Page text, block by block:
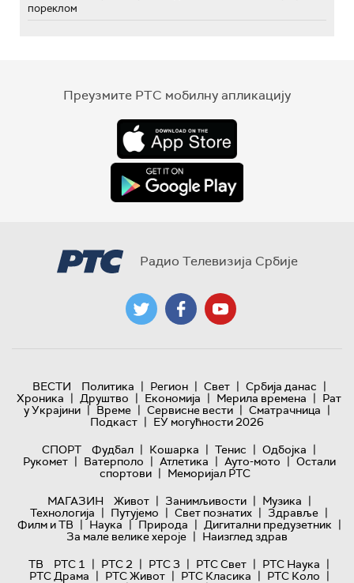
пореклом
Преузмите РТС мобилну апликацију
Радио Телевизија Србије
ВЕСТИ Политика | Регион | Свет | Србија данас |
Хроника | Друштво | Економија | Мерила времена | Рат
у Украјини | Време | Сервисне вести | Сматрачница |
Подкаст | ЕУ могућности 2026
СПОРТ
Фудбал | Кошарка | Тенис | Одбојка |
Рукомет | Ватерполо | Атлетика | Ауто-мото | Остали
спортови | Меморијал РТС
МАГАЗИН
Живот | Занимљивости | Музика |
Технологијa | Путујемо | Свет познатих | Здравље |
Филм и ТВ | Наука | Природа | Дигитални предузетник |
За мале велике хероје | Наизглед здрав
ТВ
РТС 1 | РТС 2 | РТС 3 | РТС Свет | РТС Наука |
РТС Драма | РТС Живот | РТС Класика | РТС Коло |